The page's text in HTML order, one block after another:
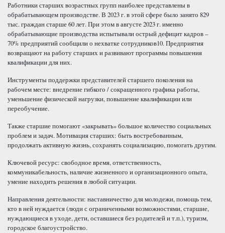
Работники старших возрастных групп наиболее представлены в
обрабатывающем производстве. В 2023 г. в этой сфере было занято 829
тыс. граждан старше 60 лет. При этом в августе 2023 г. именно
обрабатывающие производства испытывали острый дефицит кадров –
70% предприятий сообщили о нехватке сотрудников10. Предприятия
возвращают на работу старших и развивают программы повышения
квалификации для них.
Инструменты поддержки представителей старшего поколения на
рабочем месте: внедрение гибкого / сокращенного графика работы,
уменьшение физической нагрузки, повышение квалификации или
переобучение.
Также старшие помогают «закрывать» большое количество социальных
проблем и задач. Мотивация старших: быть востребованным,
продолжать активную жизнь, сохранять социализацию, помогать другим.
Ключевой ресурс: свободное время, ответственность,
коммуникабельность, наличие жизненного и организационного опыта,
умение находить решения в любой ситуации.
Направления деятельности: наставничество для молодежи, помощь тем,
кто в ней нуждается (люди с ограниченными возможностями, старшие,
нуждающиеся в уходе, дети, оставшиеся без родителей и т.п.), туризм,
городское благоустройство.